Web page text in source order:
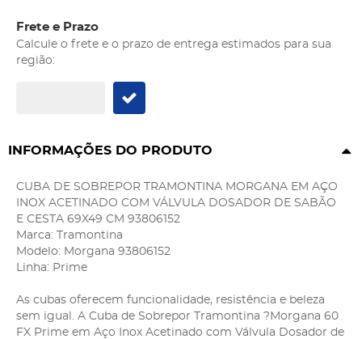
Frete e Prazo
Calcule o frete e o prazo de entrega estimados para sua
região:
INFORMAÇÕES DO PRODUTO
CUBA DE SOBREPOR TRAMONTINA MORGANA EM AÇO
INOX ACETINADO COM VÁLVULA DOSADOR DE SABÃO
E CESTA 69X49 CM 93806152
Marca: Tramontina
Modelo: Morgana 93806152
Linha: Prime
As cubas oferecem funcionalidade, resistência e beleza
sem igual. A Cuba de Sobrepor Tramontina ?Morgana 60
FX Prime em Aço Inox Acetinado com Válvula Dosador de